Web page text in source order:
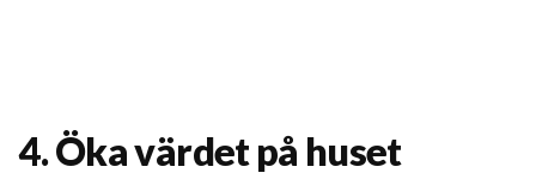
4. Öka värdet på huset